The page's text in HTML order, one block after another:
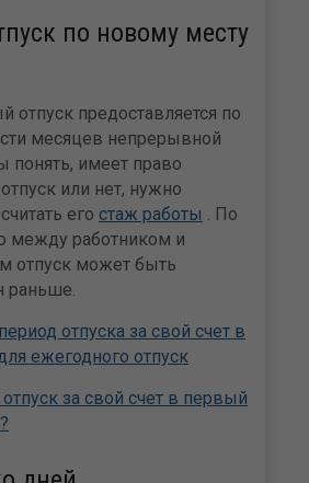
по новому месту
отпуск предоставляется по
месяцев непрерывной
понять, имеет право
или нет, нужно
его стаж работы
. По
между работником и
отпуск может быть
раньше.
отпуска за свой счет в
ежегодного отпуск
за свой счет в первый